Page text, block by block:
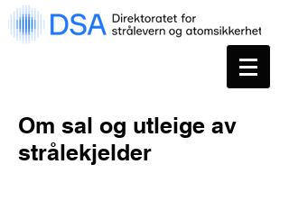
Om sal og utleige av
strålekjelder